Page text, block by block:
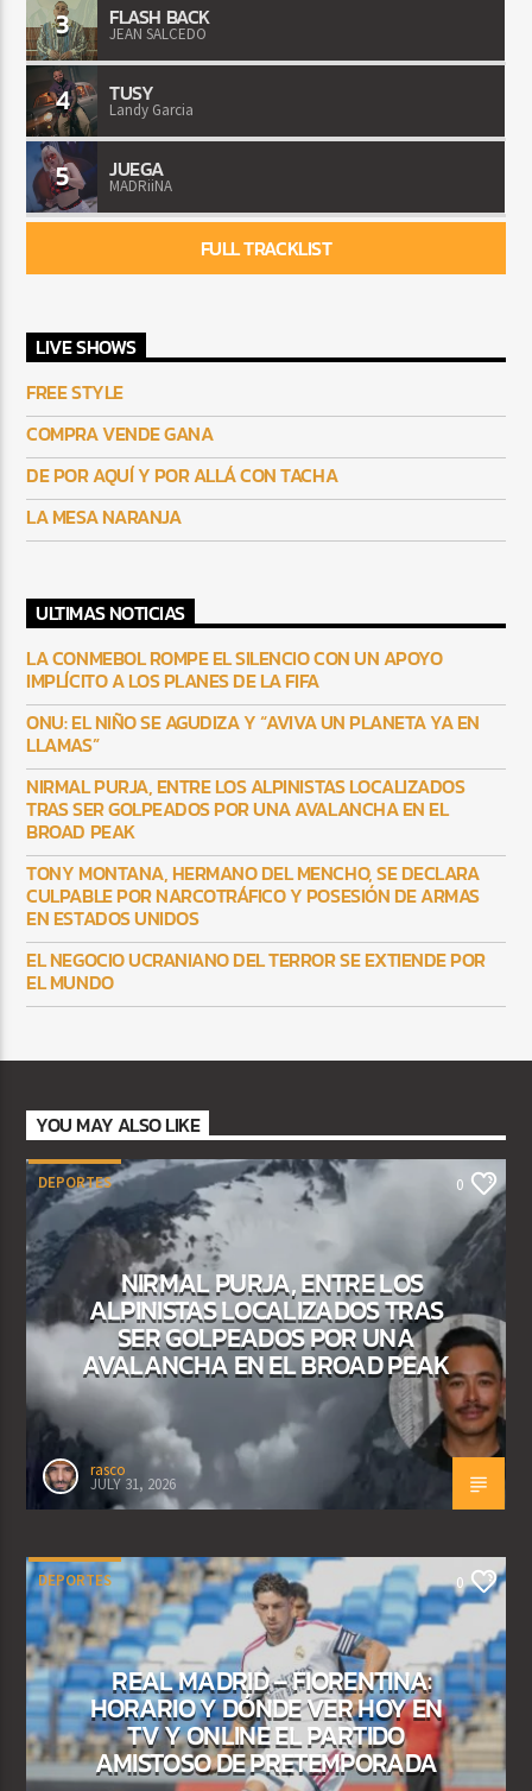
3 FLASH BACK
JEAN SALCEDO
4 TUSY
Landy Garcia
5 JUEGA
MADRiiNA
FULL TRACKLIST
LIVE SHOWS
FREE STYLE
COMPRA VENDE GANA
DE POR AQUÍ Y POR ALLÁ CON TACHA
LA MESA NARANJA
ULTIMAS NOTICIAS
LA CONMEBOL ROMPE EL SILENCIO CON UN APOYO
IMPLÍCITO A LOS PLANES DE LA FIFA
ONU: EL NIÑO SE AGUDIZA Y “AVIVA UN PLANETA YA EN
LLAMAS”
NIRMAL PURJA, ENTRE LOS ALPINISTAS LOCALIZADOS
TRAS SER GOLPEADOS POR UNA AVALANCHA EN EL
BROAD PEAK
TONY MONTANA, HERMANO DEL MENCHO, SE DECLARA
CULPABLE POR NARCOTRÁFICO Y POSESIÓN DE ARMAS
EN ESTADOS UNIDOS
EL NEGOCIO UCRANIANO DEL TERROR SE EXTIENDE POR
EL MUNDO
YOU MAY ALSO LIKE
DEPORTES 0
NIRMAL PURJA, ENTRE LOS
ALPINISTAS LOCALIZADOS TRAS
SER GOLPEADOS POR UNA
AVALANCHA EN EL BROAD PEAK
rasco
JULY 31, 2026
DEPORTES 0
REAL MADRID – FIORENTINA:
HORARIO Y DÓNDE VER HOY EN
TV Y ONLINE EL PARTIDO
AMISTOSO DE PRETEMPORADA